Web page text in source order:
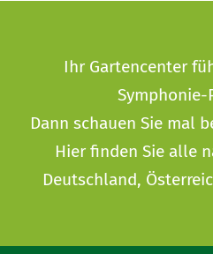
Ihr Gartencenter
Symphonie-
Dann schauen Sie mal
Hier finden Sie alle
Deutschland,